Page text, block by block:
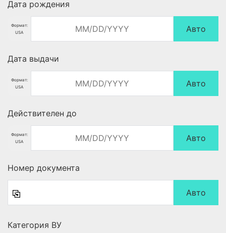
Дата рождения
Формат:
USA
Авто
Дата выдачи
Формат:
USA
Авто
Действителен до
Формат:
USA
Авто
Номер документа
Авто
Категория ВУ